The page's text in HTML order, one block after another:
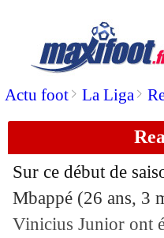
Actu foot> La Liga>
Sur ce début de
Mbappé (26 ans, 3
Vinicius Junior ont
Real: un
08/09 Leverkusen
08/09 EdF: Paris,
08/09 EdF : le
08/09 Real: le